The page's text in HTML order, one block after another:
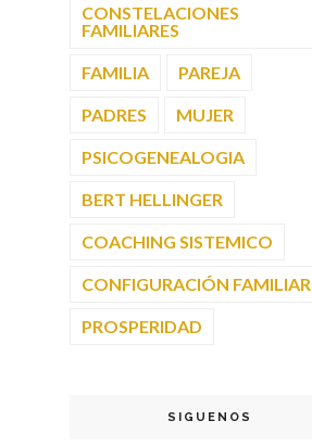
CONSTELACIONES
FAMILIARES
FAMILIA PAREJA
PADRES MUJER
PSICOGENEALOGIA
BERT HELLINGER
COACHING SISTEMICO
CONFIGURACIÓN FAMILIAR
PROSPERIDAD
SIGUENOS